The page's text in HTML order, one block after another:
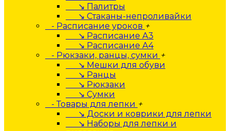
↘ Палитры
↘ Стаканы-непроливайки
- Расписание уроков +
↘ Расписание А3
↘ Расписание А4
- Рюкзаки, ранцы, сумки +
↘ Мешки для обуви
↘ Ранцы
↘ Рюкзаки
↘ Сумки
- Товары для лепки +
↘ Доски и коврики для лепки
↘ Наборы для лепки и